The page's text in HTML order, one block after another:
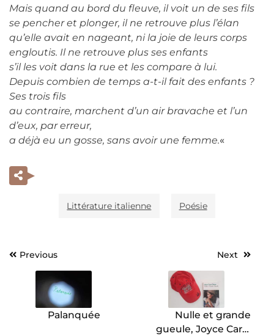
Mais quand au bord du fleuve, il voit un de ses fils
se pencher et plonger, il ne retrouve plus l’élan
qu’elle avait en nageant, ni la joie de leurs corps
engloutis. Il ne retrouve plus ses enfants
s’il les voit dans la rue et les compare à lui.
Depuis combien de temps a-t-il fait des enfants ?
Ses trois fils
au contraire, marchent d’un air bravache et l’un
d’eux, par erreur,
a déjà eu un gosse, sans avoir une femme.«
Littérature italienne Poésie
Navigation
l’article
Previous
Palanquée
Next
Nulle et grande
gueule, Joyce Carol